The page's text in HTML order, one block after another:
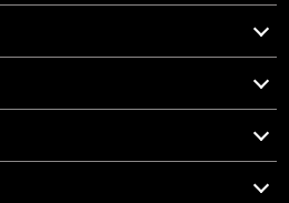
キット
日々。